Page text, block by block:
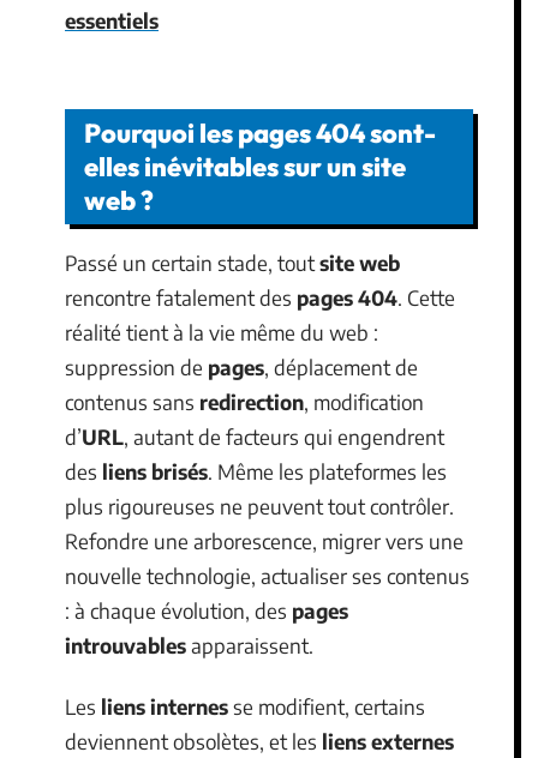
essentiels
Pourquoi les pages 404 sont-
elles inévitables sur un site
web ?
Passé un certain stade, toutsite web
rencontre fatalement des pages 404. Cette
réalité tient à la vie même du web :
suppression de pages, déplacement de
contenus sans redirection, modification
d’URL, autant de facteurs qui engendrent
des liens brisés. Même les plateformes les
plus rigoureuses ne peuvent tout contrôler.
Refondre une arborescence, migrer vers une
nouvelle technologie, actualiser ses contenus
: à chaque évolution, des pages
introuvablesapparaissent.
Les liens internesse modifient, certains
deviennent obsolètes, et les liens externes